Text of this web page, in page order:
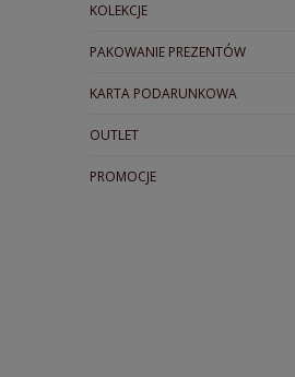
KOLEKCJE
PAKOWANIE PREZENTÓW
KARTA PODARUNKOWA
OUTLET
PROMOCJE